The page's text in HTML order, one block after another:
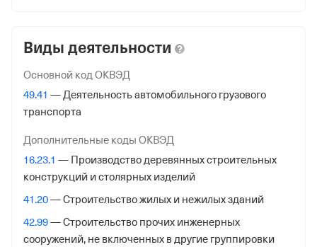
24 октября 2022
Налоговая
Межрайонная Инспекция Федеральной Налоговой
Службы № 46 по гор. Москве
Адрес налоговой
125373, гор. Москва, Походный Проезд, Домовладение
3, стр. 2
Внебюджетные фонды
Виды деятельности
Основной код ОКВЭД
49.41 — Деятельность автомобильного грузового
транспорта
Дополнительные коды ОКВЭД
16.23.1 — Производство деревянных строительных
конструкций и столярных изделий
41.20— Строительство жилых и нежилых зданий
42.99— Строительство прочих инженерных
сооружений, не включенных в другие группировки